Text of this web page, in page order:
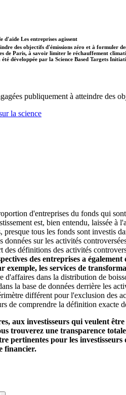
d'aide Les entreprises agissent
des objectifs d'émissions zéro et à formuler
Paris, à savoir limiter le réchauffement
développée par la Science Based Targets
publiquement à atteindre des
la science
d'entreprises du fonds qui
est, bien entendu, laissée
presque tous les fonds sont
données sur les activités
définitions des activités
des entreprises a
exemple, les services de
d'affaires dans la distribution de
la base de données derrière
différent pour l'exclusion des
de comprendre la définition exacte
aux investisseurs qui veulent
trouverez une transparence
pertinentes pour les
financier.